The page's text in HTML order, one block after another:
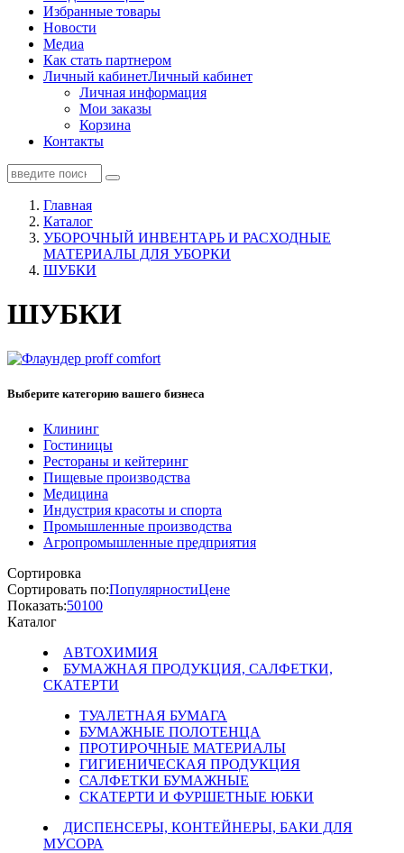
Избранные товары
Новости
Медиа
Как стать партнером
Личный кабинетЛичный кабинет
Личная информация
Мои заказы
Корзина
Контакты
Главная
Каталог
УБОРОЧНЫЙ ИНВЕНТАРЬ И РАСХОДНЫЕ
МАТЕРИАЛЫ ДЛЯ УБОРКИ
ШУБКИ
ШУБКИ
Выберите категорию вашего бизнеса
Клининг
Гостиницы
Рестораны и кейтеринг
Пищевые производства
Медицина
Индустрия красоты и спорта
Промышленные производства
Агропромышленные предприятия
Сортировка
Сортировать по:ПопулярностиЦене
Показать:50100
Каталог
АВТОХИМИЯ
БУМАЖНАЯ ПРОДУКЦИЯ, САЛФЕТКИ,
СКАТЕРТИ
ТУАЛЕТНАЯ БУМАГА
БУМАЖНЫЕ ПОЛОТЕНЦА
ПРОТИРОЧНЫЕ МАТЕРИАЛЫ
ГИГИЕНИЧЕСКАЯ ПРОДУКЦИЯ
САЛФЕТКИ БУМАЖНЫЕ
СКАТЕРТИ И ФУРШЕТНЫЕ ЮБКИ
ДИСПЕНСЕРЫ, КОНТЕЙНЕРЫ, БАКИ ДЛЯ
МУСОРА